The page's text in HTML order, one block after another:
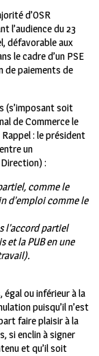
d’OSR
l’audience du 23
défavorable aux
le cadre d’un PSE
de paiements de
(s’imposant soit
de Commerce le
: le président
un
:
comme le
d’emploi comme le
l’accord partiel
et la PUB en une
ou inférieur à la
puisqu’il n’est
faire plaisir à la
si enclin à signer
et qu’il soit